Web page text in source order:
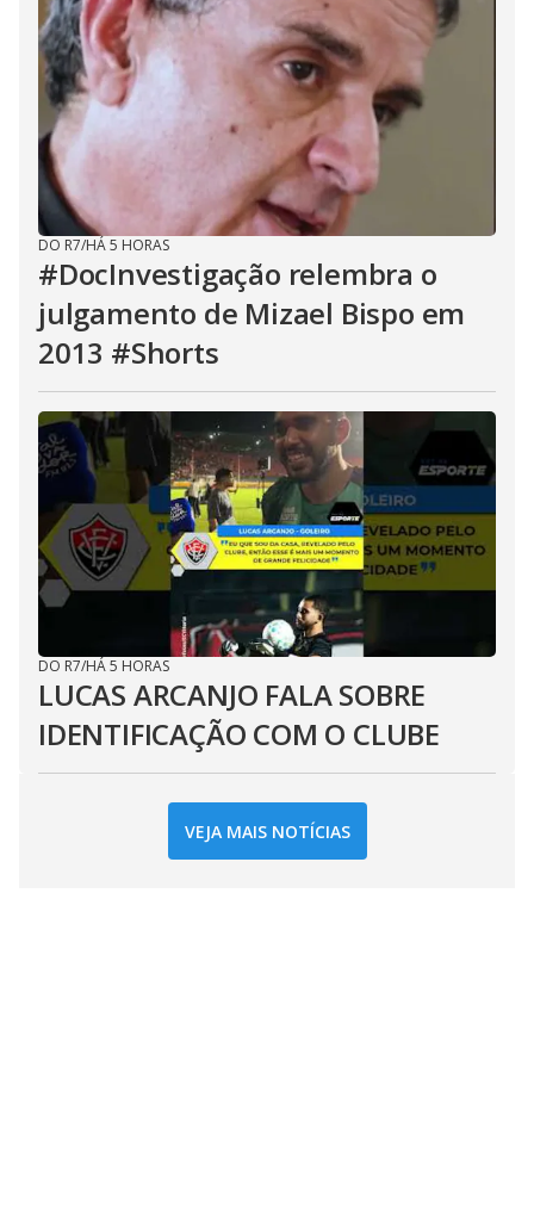
DO R7/HÁ 5 HORAS
#DocInvestigação relembra o
julgamento de Mizael Bispo em
2013 #Shorts
DO R7/HÁ 5 HORAS
LUCAS ARCANJO FALA SOBRE
IDENTIFICAÇÃO COM O CLUBE
VEJA MAIS NOTÍCIAS